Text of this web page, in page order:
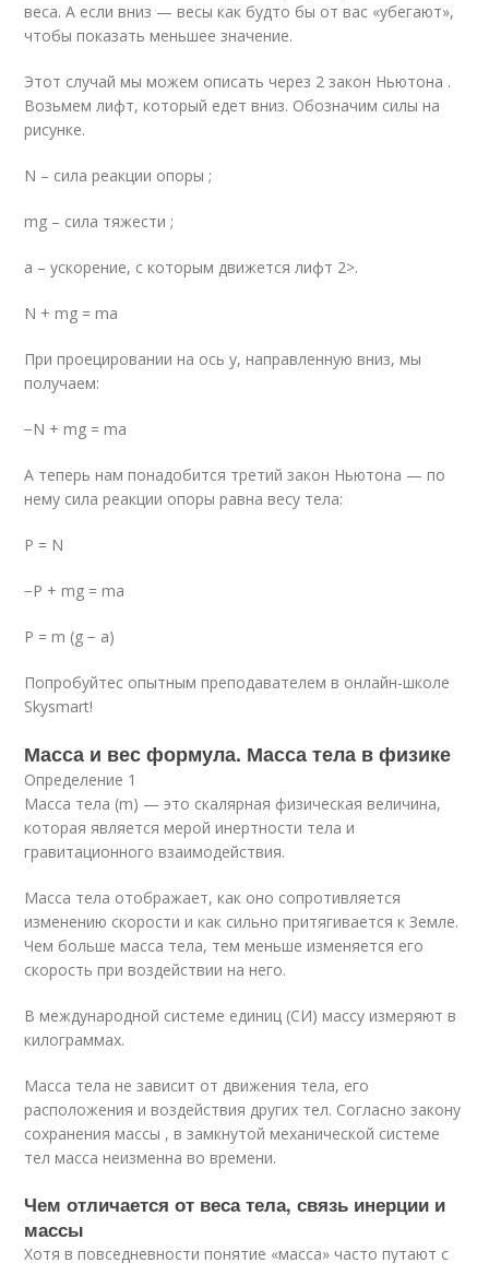
веса. А если вниз — весы как будто бы от вас «убегают»,
чтобы показать меньшее значение.
Этот случай мы можем описать через 2 закон Ньютона .
Возьмем лифт, который едет вниз. Обозначим силы на
рисунке.
N – сила реакции опоры ;
mg – сила тяжести ;
a – ускорение, с которым движется лифт 2>.
N + mg = ma
При проецировании на ось y, направленную вниз, мы
получаем:
−N + mg = ma
А теперь нам понадобится третий закон Ньютона — по
нему сила реакции опоры равна весу тела:
P = N
−P + mg = ma
P = m (g − a)
Попробуйтес опытным преподавателем в онлайн-школе
Skysmart!
Масса и вес формула. Масса тела в физике
Определение 1
Масса тела (m) — это скалярная физическая величина,
которая является мерой инертности тела и
гравитационного взаимодействия.
Масса тела отображает, как оно сопротивляется
изменению скорости и как сильно притягивается к Земле.
Чем больше масса тела, тем меньше изменяется его
скорость при воздействии на него.
В международной системе единиц (СИ) массу измеряют в
килограммах.
Масса тела не зависит от движения тела, его
расположения и воздействия других тел. Согласно закону
сохранения массы , в замкнутой механической системе
тел масса неизменна во времени.
Чем отличается от веса тела, связь инерции и
массы
Хотя в повседневности понятие «масса» часто путают с